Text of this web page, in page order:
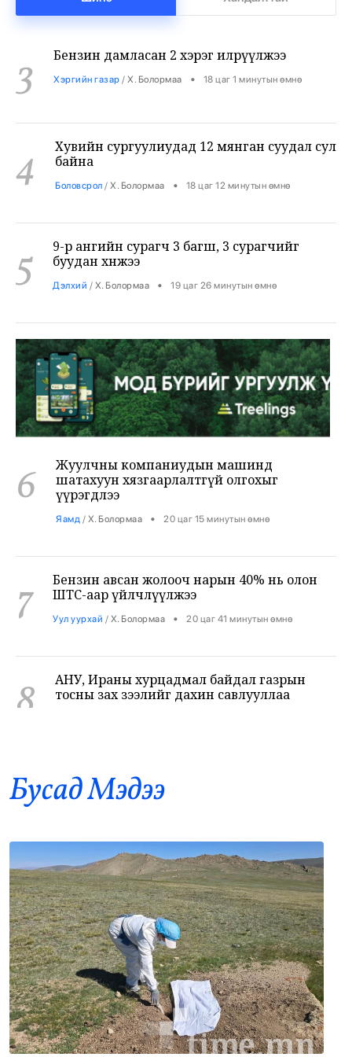
3 Бензин дамласан 2 хэрэг илрүүлжээ
4
байна
Боловсрол /Х. Болормаа • 18 цаг 12 минутын өмнө
5
буудан хөнөөжээ
Дэлхий/Х. Болормаа • 19 цаг 26 минутын өмнө
6
Жуулчны компаниудын машинд
шатахуун хязгаарлалтгүй олгохыг
үүрэгдлээ
Яамд/Х. Болормаа • 20 цаг 15 минутын өмнө
7
ШТС-аар үйлчлүүлжээ
Уул уурхай /Х. Болормаа • 20 цаг 41 минутын өмнө
8
тосны зах зээлийг дахин савлууллаа
Дэлхий/Б. Ариунаа • 21 цаг 23 минутын өмнө
9
Нийслэл /Б. Ариунаа •
10
Оросоос 301 вагон шатахуун оруулж
иржээ
Бодлого шийдвэр/Х. Болормаа •
22 цаг 19 минутын өмнө
11
“Долфин” хар салхи Хятадыг чиглэн
ойртож байна
Дэлхий/АДМИН • 23 цаг 1 минутын өмнө
Бусад Mэдээ